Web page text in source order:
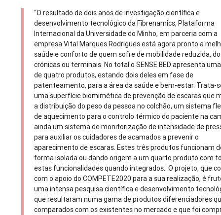
“O resultado de dois anos de investigação científica e
desenvolvimento tecnológico da Fibrenamics, Plataforma
Internacional da Universidade do Minho, em parceria com a
empresa Vital Marques Rodrigues está agora pronto a
saúde e conforto de quem sofre de mobilidade reduzida,
crónicas ou terminais. No total o SENSE BED apresenta
de quatro produtos, estando dois deles em fase de
patenteamento, para a área da saúde e bem-estar. Trata-
uma superfície biomimética de prevenção de escaras que
a distribuição do peso da pessoa no colchão, um sistema
de aquecimento para o controlo térmico do paciente na
ainda um sistema de monitorização de intensidade de
para auxiliar os cuidadores de acamados a prevenir o
aparecimento de escaras. Estes três produtos funcionam
forma isolada ou dando origem a um quarto produto com
estas funcionalidades quando integrados. O projeto, que
com o apoio do COMPETE2020 para a sua realização, é
uma intensa pesquisa científica e desenvolvimento
que resultaram numa gama de produtos diferenciadores
comparados com os existentes no mercado e que foi